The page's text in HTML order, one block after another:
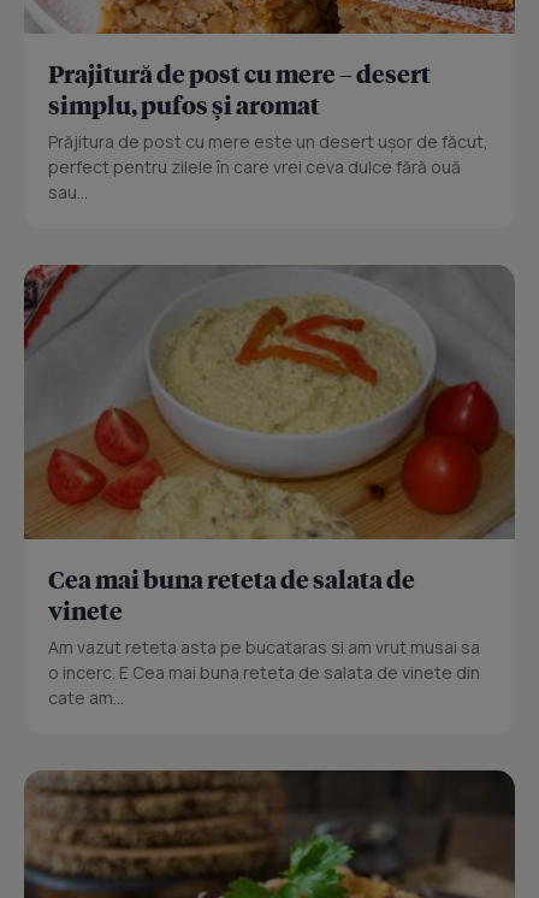
Prajitură de post cu mere – desert
simplu, pufos și aromat
Prăjitura de post cu mere este un desert ușor de făcut,
perfect pentru zilele în care vrei ceva dulce fără ouă
sau...
Cea mai buna reteta de salata de
vinete
Am vazut reteta asta pe bucataras si am vrut musai sa
o incerc. E Cea mai buna reteta de salata de vinete din
cate am...